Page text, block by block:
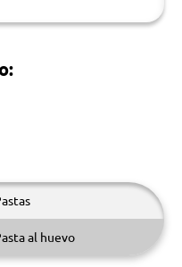
al huevo